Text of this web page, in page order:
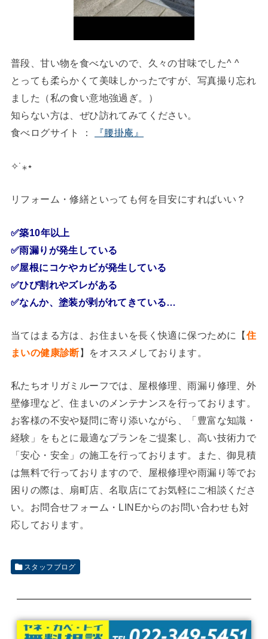
普段、甘い物を食べないので、久々の甘味でした^ ^
とっても柔らかくて美味しかったですが、写真撮り忘れ
ました（私の食い意地強過ぎ。）
知らない方は、ぜひ訪れてみてください。
食べログサイト ：
『腰掛庵』
✧˙⁎⋆
リフォーム・修繕といっても何を目安にすればいい？
✅築10年以上
✅雨漏りが発生している
✅屋根にコケやカビが発生している
✅ひび割れやズレがある
✅なんか、塗装が剥がれてきている…
当てはまる方は、お住まいを長く快適に保つために【住
まいの健康診断】をオススメしております。
私たちオリガミルーフでは、屋根修理、雨漏り修理、外
壁修理など、住まいのメンテナンスを行っております。
お客様の不安や疑問に寄り添いながら、「豊富な知識・
経験」をもとに最適なプランをご提案し、高い技術力で
「安心・安全」の施工を行っております。また、御見積
は無料で行っておりますので、屋根修理や雨漏り等でお
困りの際は、扇町店、名取店にてお気軽にご相談くださ
い。お問合せフォーム・LINEからのお問い合わせも対
応しております。
スタッフブログ